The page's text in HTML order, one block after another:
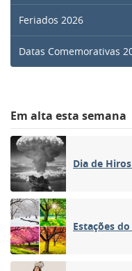
Feriados 2026
Datas Comemorativas
Em alta esta semana
Dia de
Estações